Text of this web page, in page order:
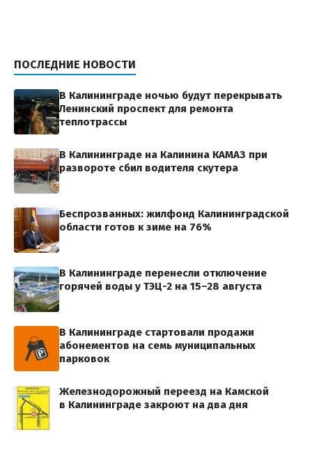
ПОСЛЕДНИЕ НОВОСТИ
В Калининграде ночью будут перекрывать
Ленинский проспект для ремонта
теплотрассы
В Калининграде на Калинина КАМАЗ при
развороте сбил водителя скутера
Беспрозванных: жилфонд Калининградской
области готов к зиме на 76%
В Калининграде перенесли отключение
горячей воды у ТЭЦ-2 на 15–28 августа
В Калининграде стартовали продажи
абонементов на семь муниципальных
парковок
Железнодорожный переезд на Камской
в Калининграде закроют на два дня